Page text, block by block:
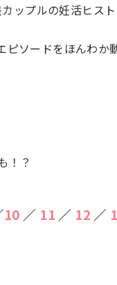
ップルの妊活ヒスト
ピソードをほんわか
！？
10 ／ 11 ／ 12 ／